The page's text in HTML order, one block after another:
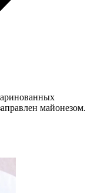
майонезом.